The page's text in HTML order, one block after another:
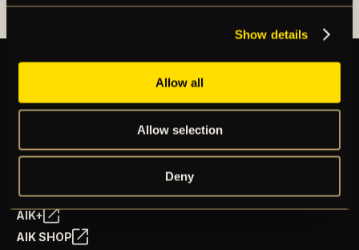
Show details
Allow all
Allow selection
Deny
BILJETTER
SPELSCHEMA
PRENUMERERA PÅ NYHETSBREV
AIK+
AIK SHOP